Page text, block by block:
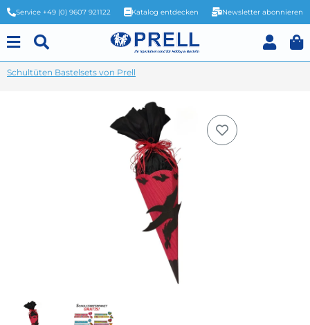
Service +49 (0) 9607 921122 Katalog entdecken Newsletter abonnieren
Schultüten Bastelsets von Prell